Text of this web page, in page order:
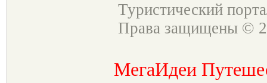
Туристический
Права защищены ©
МегаИдеи